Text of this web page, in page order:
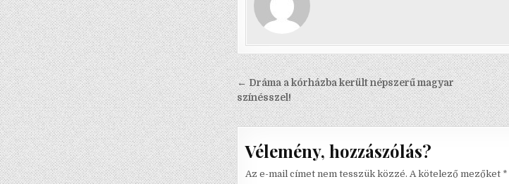
Bejegyzés
navigáció
← Dráma a kórházba került népszerű magyar
színésszel!
Vélemény, hozzászólás?
Az e-mail címet nem tesszük közzé. A kötelező mezőket *